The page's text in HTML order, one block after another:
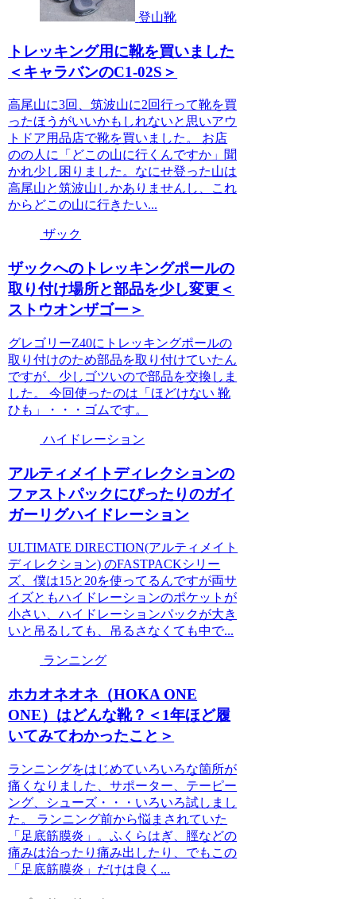
登山靴
トレッキング用に靴を買いました
＜キャラバンのC1-02S＞
高尾山に3回、筑波山に2回行って靴を買
ったほうがいいかもしれないと思いアウ
トドア用品店で靴を買いました。 お店
のの人に「どこの山に行くんですか」聞
かれ少し困りました。なにせ登った山は
高尾山と筑波山しかありませんし、これ
からどこの山に行きたい...
ザック
ザックへのトレッキングポールの
取り付け場所と部品を少し変更＜
ストウオンザゴー＞
グレゴリーZ40にトレッキングポールの
取り付けのため部品を取り付けていたん
ですが、少しゴツいので部品を交換しま
した。 今回使ったのは「ほどけない 靴
ひも」・・・ゴムです。
ハイドレーション
アルティメイトディレクションの
ファストパックにぴったりのガイ
ガーリグハイドレーション
ULTIMATE DIRECTION(アルティメイト
ディレクション) のFASTPACKシリー
ズ、僕は15と20を使ってるんですが両サ
イズともハイドレーションのポケットが
小さい、ハイドレーションパックが大き
いと吊るしても、吊るさなくても中で...
ランニング
ホカオネオネ（HOKA ONE
ONE）はどんな靴？＜1年ほど履
いてみてわかったこと＞
ランニングをはじめていろいろな箇所が
痛くなりました、サポーター、テーピー
ング、シューズ・・・いろいろ試しまし
た。 ランニング前から悩まされていた
「足底筋膜炎」。ふくらはぎ、脛などの
痛みは治ったり痛み出したり、でもこの
「足底筋膜炎」だけは良く...